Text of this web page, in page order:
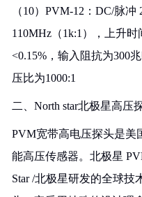
（10）PVM-12：DC/脉
110MHz（1k:1），上升
<0.15%，输入阻抗为300
压比为1000:1
二、North star北极星高压
PVM宽带高电压探头是美
能高压传感器。北极星
Star /北极星研发的全球技